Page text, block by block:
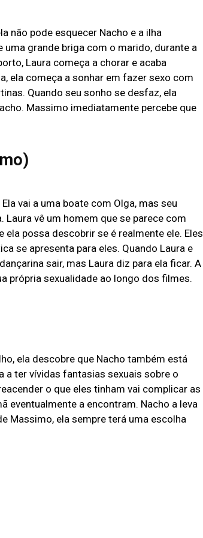
não pode esquecer Nacho e a ilha
grande briga com o marido, durante a
Laura começa a chorar e acaba
ela começa a sonhar em fazer sexo com
Quando seu sonho se desfaz, ela
Massimo imediatamente percebe que
vai a uma boate com Olga, mas seu
vê um homem que se parece com
possa descobrir se é realmente ele. Eles
se apresenta para eles. Quando Laura e
sair, mas Laura diz para ela ficar. A
própria sexualidade ao longo dos filmes.
ela descobre que Nacho também está
a ter vívidas fantasias sexuais sobre o
o que eles tinham vai complicar as
eventualmente a encontram. Nacho a leva
Massimo, ela sempre terá uma escolha